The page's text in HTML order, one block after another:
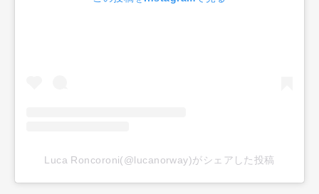
Luca Roncoroni(@lucanorway)がシェアした投稿